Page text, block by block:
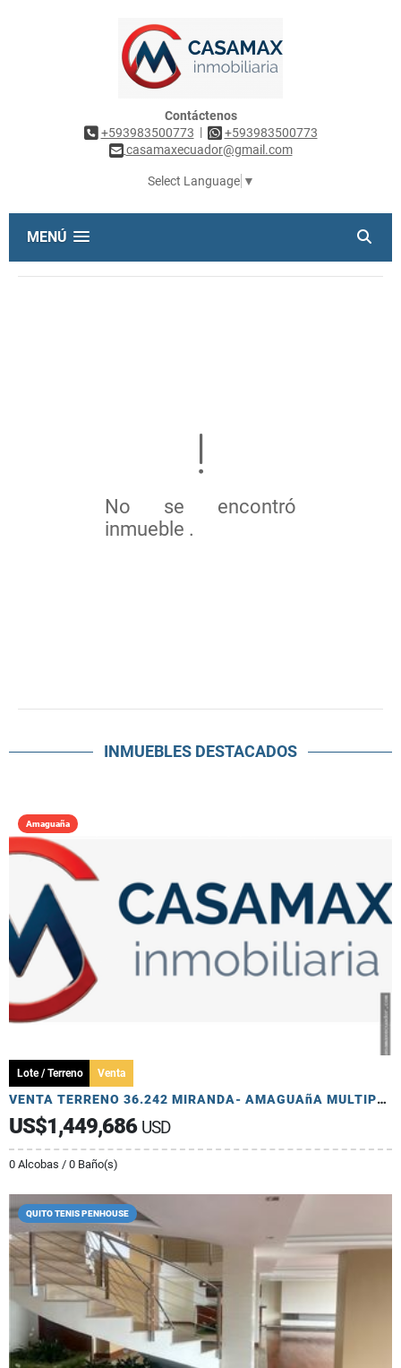
Contáctenos
+593983500773 |
+593983500773
casamaxecuador@gmail.com
Select Language ▼
MENÚ
No se encontró
inmueble .
INMUEBLES DESTACADOS
Amaguaña
Lote / Terreno Venta
VENTA TERRENO 36.242 MIRANDA- AMAGUAñA MULTIPLE USD
US$1,449,686 USD
0 Alcobas / 0 Baño(s)
QUITO TENIS PENHOUSE